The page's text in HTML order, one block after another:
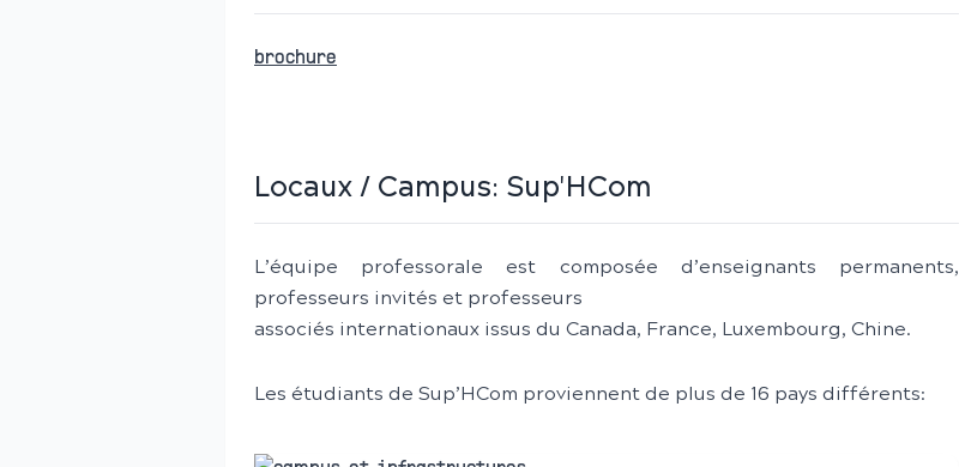
brochure
Locaux / Campus: Sup'HCom
L’équipe professorale est composée d’enseignants permanents,
professeurs invités et professeurs
associés internationaux issus du Canada, France, Luxembourg, Chine.
Les étudiants de Sup’HCom proviennent de plus de 16 pays différents: